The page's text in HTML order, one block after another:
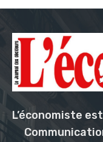
L’économiste